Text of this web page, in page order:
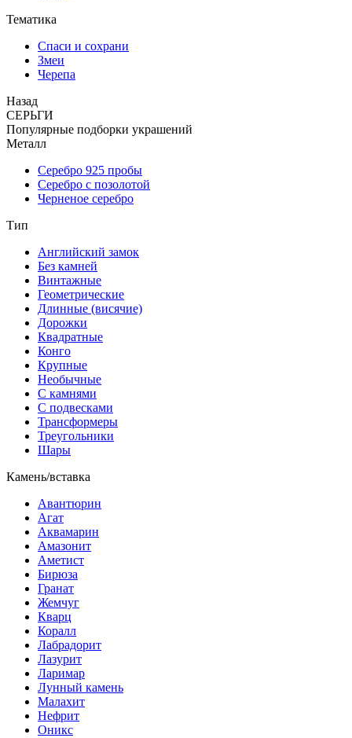
Тематика
Спаси и сохрани
Змеи
Черепа
Назад
СЕРЬГИ
Популярные подборки украшений
Металл
Серебро 925 пробы
Серебро с позолотой
Черненое серебро
Тип
Английский замок
Без камней
Винтажные
Геометрические
Длинные (висячие)
Дорожки
Квадратные
Конго
Крупные
Необычные
С камнями
С подвесками
Трансформеры
Треугольники
Шары
Камень/вставка
Авантюрин
Агат
Аквамарин
Амазонит
Аметист
Бирюза
Гранат
Жемчуг
Кварц
Коралл
Лабрадорит
Лазурит
Ларимар
Лунный камень
Малахит
Нефрит
Оникс